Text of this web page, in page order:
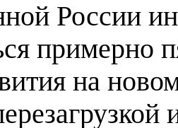
России
примерно
на